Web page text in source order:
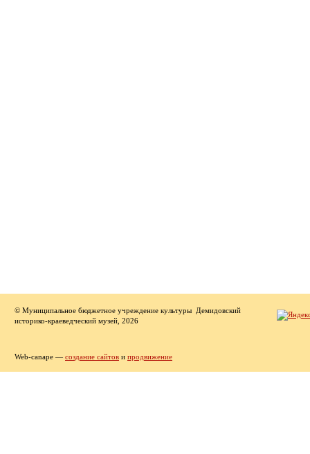
© Муниципальное бюджетное учреждение культуры Демидовский
историко-краеведческий музей, 2026
Web-canape — создание сайтов и продвижение